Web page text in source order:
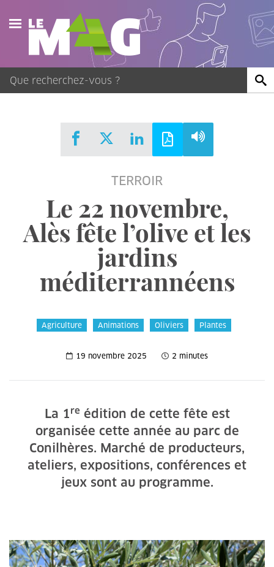
Actualités
Agenda
Publications
TERROIR
Le 22 novembre,
Alès fête l’olive et les
jardins
méditerrannéens
Agriculture Animations Oliviers Plantes
19 novembre 2025 2 minutes
La 1re édition de cette fête est
organisée cette année au parc de
Conilhères. Marché de producteurs,
ateliers, expositions, conférences et
jeux sont au programme.